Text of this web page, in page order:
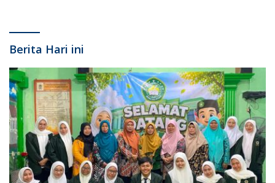
Berita Hari ini